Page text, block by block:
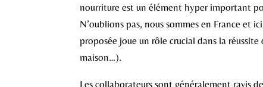
nourriture est un élément hyper important
N’oublions pas, nous sommes en France
proposée joue un rôle crucial dans la
maison…).
Les collaborateurs sont généralement ravis